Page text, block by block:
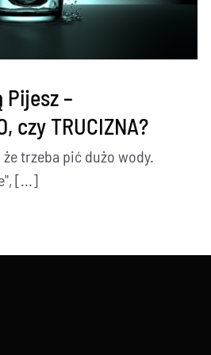
Pijesz –
czy TRUCIZNA?
trzeba pić dużo wody.
[...]